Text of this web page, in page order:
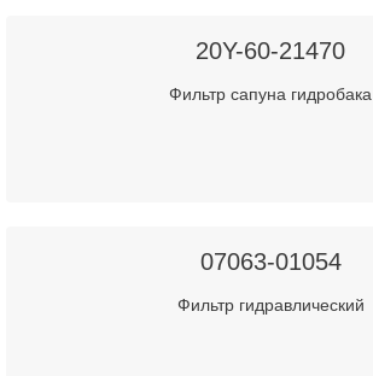
20Y-60-21470
Фильтр сапуна гидробака
07063-01054
Фильтр гидравлический